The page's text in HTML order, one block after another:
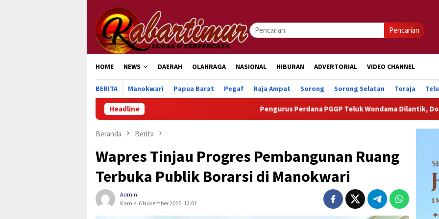
konten
Pencarian
HOME NEWS DAERAH OLAHRAGA NASIONAL HIBURAN ADVERTORIAL VIDEO CHANNEL
BERITA Manokwari Papua Barat Pegaf Raja Ampat Sorong Sorong Selatan Toraja
Headline Pengurus Perdana PGGP Teluk Wondama Dilantik, Dorong
Beranda Berita
Wapres Tinjau Progres Pembangunan Ruang
Terbuka Publik Borarsi di Manokwari
Admin
Kamis, 6 November 2025, 12:01